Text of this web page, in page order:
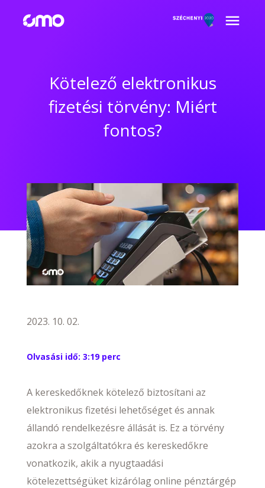
Kötelező elektronikus
fizetési törvény: Miért
fontos?
2023. 10. 02.
Olvasási idő: 3:19 perc
A kereskedőknek kötelező biztosítani az
elektronikus fizetési lehetőséget és annak
állandó rendelkezésre állását is. Ez a törvény
azokra a szolgáltatókra és kereskedőkre
vonatkozik, akik a nyugtaadási
kötelezettségüket kizárólag online pénztárgép